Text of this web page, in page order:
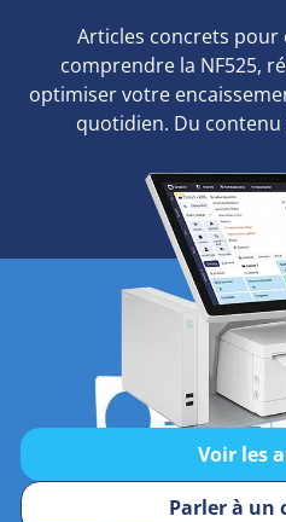
Articles concrets pour
comprendre la NF525,
optimiser votre
quotidien. Du
Voir les
Parler à un